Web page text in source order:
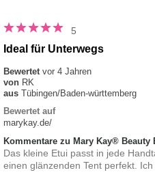
5
Ideal für Unterwegs
Bewertet vor 4 Jahren
von RK
aus Tübingen/Baden-württemberg
Bewertet auf
marykay.de/
Kommentare zu Mary Kay® Beauty
Das kleine Etui passt in jede
einen glänzenden Tent perfekt.